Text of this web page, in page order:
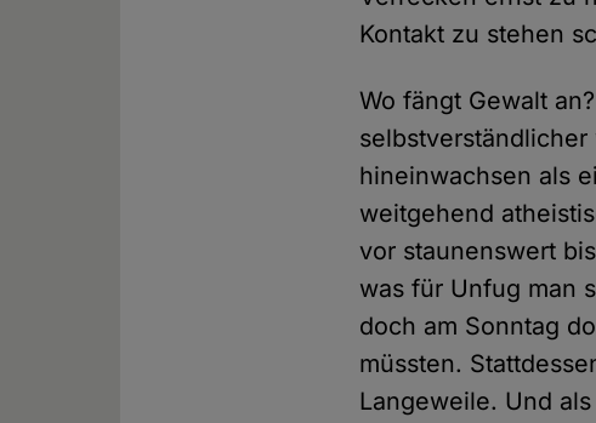
Kontakt zu stehen
Wo fängt Gewalt
hineinwachsen als
weitgehend
vor staunenswert
was für Unfug man
doch am Sonntag
müssten.
Langeweile. Und